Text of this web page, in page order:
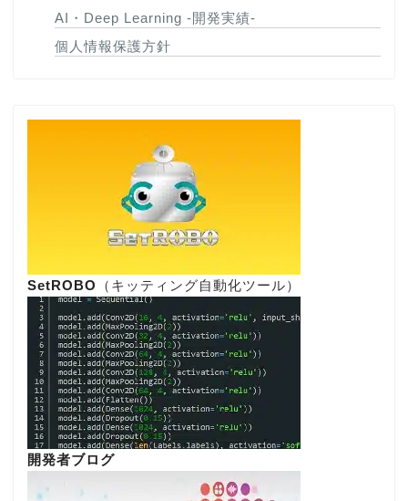
AI・Deep Learning -開発実績-
個人情報保護方針
SetROBO （キッティング自動化ツール）
開発者ブログ